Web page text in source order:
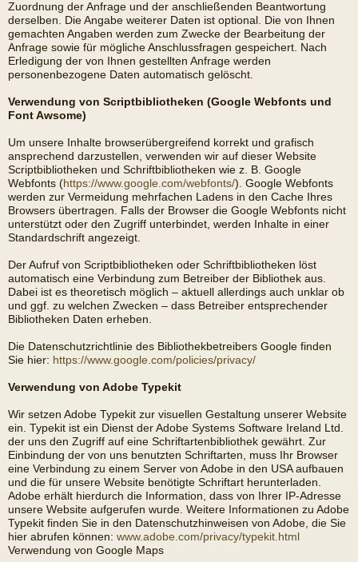
Zuordnung der Anfrage und der anschließenden Beantwortung
derselben. Die Angabe weiterer Daten ist optional. Die von Ihnen
gemachten Angaben werden zum Zwecke der Bearbeitung der
Anfrage sowie für mögliche Anschlussfragen gespeichert. Nach
Erledigung der von Ihnen gestellten Anfrage werden
personenbezogene Daten automatisch gelöscht.
Verwendung von Scriptbibliotheken (Google Webfonts und
Font Awsome)
Um unsere Inhalte browserübergreifend korrekt und grafisch
ansprechend darzustellen, verwenden wir auf dieser Website
Scriptbibliotheken und Schriftbibliotheken wie z. B. Google
Webfonts (https://www.google.com/webfonts/). Google Webfonts
werden zur Vermeidung mehrfachen Ladens in den Cache Ihres
Browsers übertragen. Falls der Browser die Google Webfonts nicht
unterstützt oder den Zugriff unterbindet, werden Inhalte in einer
Standardschrift angezeigt.
Der Aufruf von Scriptbibliotheken oder Schriftbibliotheken löst
automatisch eine Verbindung zum Betreiber der Bibliothek aus.
Dabei ist es theoretisch möglich – aktuell allerdings auch unklar ob
und ggf. zu welchen Zwecken – dass Betreiber entsprechender
Bibliotheken Daten erheben.
Die Datenschutzrichtlinie des Bibliothekbetreibers Google finden
Sie hier: https://www.google.com/policies/privacy/
Verwendung von Adobe Typekit
Wir setzen Adobe Typekit zur visuellen Gestaltung unserer Website
ein. Typekit ist ein Dienst der Adobe Systems Software Ireland Ltd.
der uns den Zugriff auf eine Schriftartenbibliothek gewährt. Zur
Einbindung der von uns benutzten Schriftarten, muss Ihr Browser
eine Verbindung zu einem Server von Adobe in den USA aufbauen
und die für unsere Website benötigte Schriftart herunterladen.
Adobe erhält hierdurch die Information, dass von Ihrer IP-Adresse
unsere Website aufgerufen wurde. Weitere Informationen zu Adobe
Typekit finden Sie in den Datenschutzhinweisen von Adobe, die Sie
hier abrufen können: www.adobe.com/privacy/typekit.html
Verwendung von Google Maps